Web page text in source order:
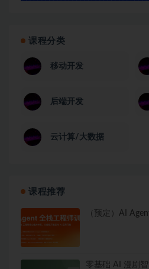
课程分类
移动开发
后端开发
云计算/大数据
课程推荐
（预定）AI
零基础 AI 漫剧